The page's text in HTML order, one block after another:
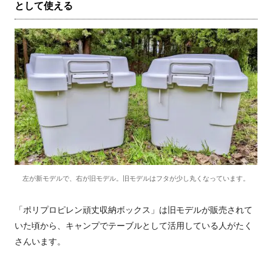
として使える
左が新モデルで、右が旧モデル。旧モデルはフタが少し丸くなっています。
「ポリプロピレン頑丈収納ボックス」は旧モデルが販売されて
いた頃から、キャンプでテーブルとして活用している人がたく
さんいます。